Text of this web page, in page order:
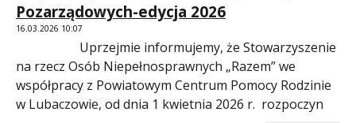
Pozarządowych-edycja 2026
16.03.2026 10:07
Uprzejmie informujemy, że Stowarzyszenie
na rzecz Osób Niepełnosprawnych „Razem” we
współpracy z Powiatowym Centrum Pomocy Rodzinie
w Lubaczowie, od dnia 1 kwietnia 2026 r. rozpoczyn